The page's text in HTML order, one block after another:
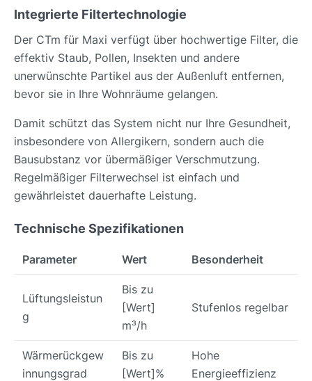
Integrierte Filtertechnologie
Der CTm für Maxi verfügt über hochwertige Filter, die
effektiv Staub, Pollen, Insekten und andere
unerwünschte Partikel aus der Außenluft entfernen,
bevor sie in Ihre Wohnräume gelangen.
Damit schützt das System nicht nur Ihre Gesundheit,
insbesondere von Allergikern, sondern auch die
Bausubstanz vor übermäßiger Verschmutzung.
Regelmäßiger Filterwechsel ist einfach und
gewährleistet dauerhafte Leistung.
Technische Spezifikationen
Parameter Wert Besonderheit
Lüftungsleistun
g
Bis zu
[Wert]
m³/h
Stufenlos regelbar
Wärmerückgew
innungsgrad
Bis zu
[Wert]%
Hohe
Energieeffizienz